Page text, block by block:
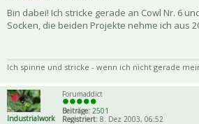
Bin dabei! Ich stricke gerade an Cowl Nr. 6
Socken, die beiden Projekte nehme ich aus
Ich spinne und stricke - wenn ich nicht gerade
Industrialwork
Forumaddict
Beiträge: 2501
Registriert: 8. Dez 2003, 06:52